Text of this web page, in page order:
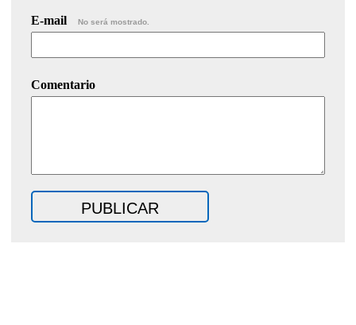
E-mail No será mostrado.
Comentario